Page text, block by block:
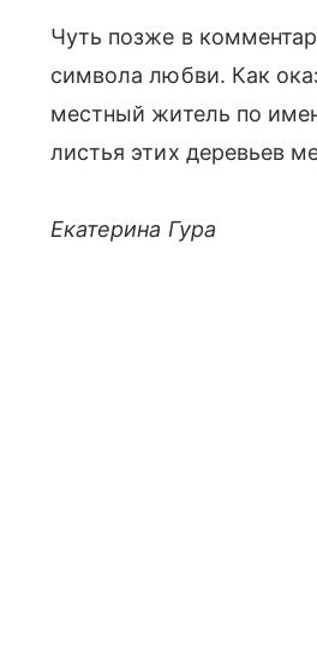
Чуть позже в
символа любви. Как
местный житель по
листья этих деревьев
Екатерина Гура